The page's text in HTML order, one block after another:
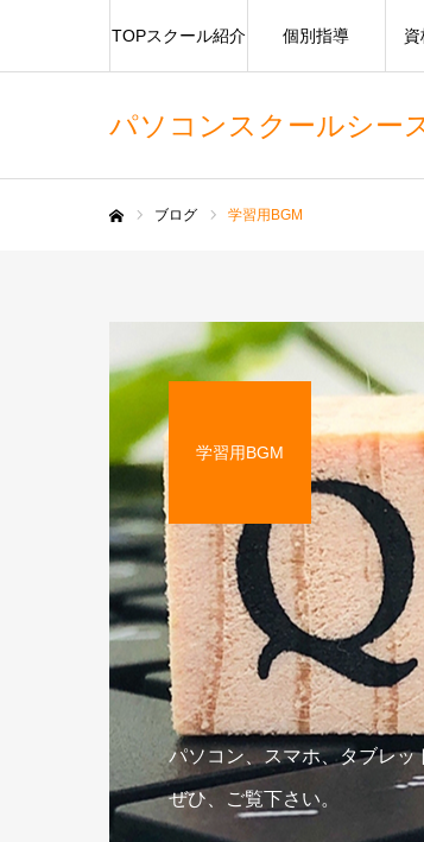
パソコンスクールシー
TOPスクール紹介 個別指導
ブログ 学習用BGM
学習用BGM
パソコン、スマホ、タブレ
ぜひ、ご覧下さい。